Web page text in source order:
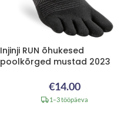
Injinji RUN õhukesed
poolkõrged mustad 2023
€14.00
1–3 tööpäeva